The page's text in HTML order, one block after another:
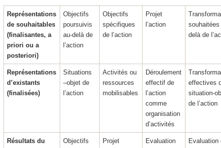
Représentations
de souhaitables
(finalisantes, a
priori ou a
posteriori)
Objectifs
poursuivis
au-delà de
l’action
Objectifs
spécifiques
de l’action
Projet
l’action
souhaitées
delà de
Représentations
d’existants
(finalisées)
Situations
–objet de
l’action
Activités ou
ressources
mobilisables
Déroulement
effectif de
l’action
comme
organisation
d’activités
effectives
situation-
de l’action
Résultats du
Objectifs
Projet
Evaluation
Evaluation